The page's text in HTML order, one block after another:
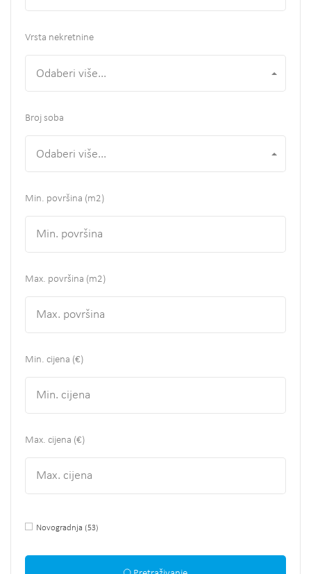
Vrsta nekretnine
Odaberi više...
Broj soba
Odaberi više...
Min. površina (m2)
Max. površina (m2)
Min. cijena (€)
Max. cijena (€)
Novogradnja (53)